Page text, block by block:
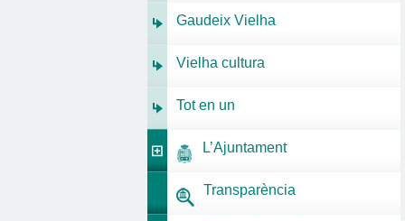
Gaudeix Vielha
Vielha cultura
Tot en un
L’Ajuntament
Transparència